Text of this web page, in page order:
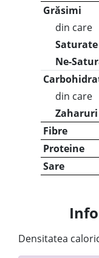
Grăsimi
din care
Saturate
Ne-
din care
Zaharuri
Fibre
Proteine
Sare
Densitatea